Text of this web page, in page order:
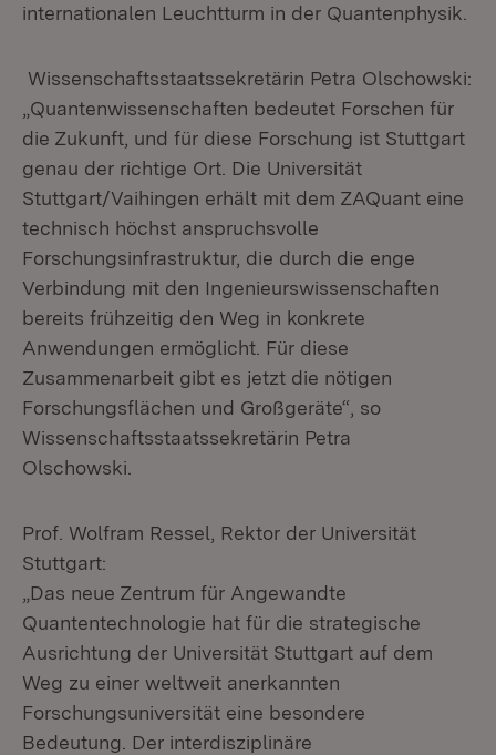
internationalen Leuchtturm in der Quantenphysik.
Wissenschaftsstaatssekretärin Petra Olschowski:
„Quantenwissenschaften bedeutet Forschen für
die Zukunft, und für diese Forschung ist Stuttgart
genau der richtige Ort. Die Universität
Stuttgart/Vaihingen erhält mit dem ZAQuant eine
technisch höchst anspruchsvolle
Forschungsinfrastruktur, die durch die enge
Verbindung mit den Ingenieurswissenschaften
bereits frühzeitig den Weg in konkrete
Anwendungen ermöglicht. Für diese
Zusammenarbeit gibt es jetzt die nötigen
Forschungsflächen und Großgeräte“, so
Wissenschaftsstaatssekretärin Petra
Olschowski.
Prof. Wolfram Ressel, Rektor der Universität
Stuttgart:
„Das neue Zentrum für Angewandte
Quantentechnologie hat für die strategische
Ausrichtung der Universität Stuttgart auf dem
Weg zu einer weltweit anerkannten
Forschungsuniversität eine besondere
Bedeutung. Der interdisziplinäre